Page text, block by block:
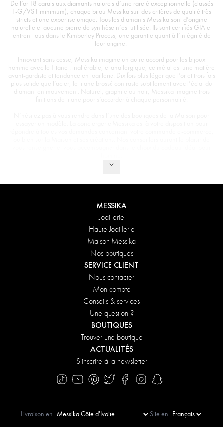
De l’or 18 carats aux diamants naturels d’une rareté exceptionnelle (classés
F-G/VS1 minimum), chaque bijou Messika suit des critères de qualité très
stricts et une expertise unique. Tous les diamants Messika sont d’origine
naturelle et aucune pierre de synthèse n’est utilisée. Ils sont certifiés GIA et
entrent tous dans le Kimberley Process, une garantie quant à l’intégrité de
leur origine.
Innovant sans cesse, Messika imagine un autre accord pour les bijoux
homme avec le Titane : inaltérable, et anallergique, ce métal est une matière
avant-gardiste et tendance en joaillerie. Dix fois plus léger que l’or et trois fois
plus solide que l’acier, le titane brossé contraste subtilement avec l’éclat du
diamant en mouvement. Naturel, graphite ou noir, Messika imagine trois
MESSIKA
Joaillerie
Haute Joaillerie
Maison Messika
Nos boutiques
SERVICE CLIENT
Nous contacter
Mon compte
Conseils & services
Une question ?
BOUTIQUES
Trouver une boutique
ACTUALITÉS
S'inscrire à la newsletter
Livraison en Site en